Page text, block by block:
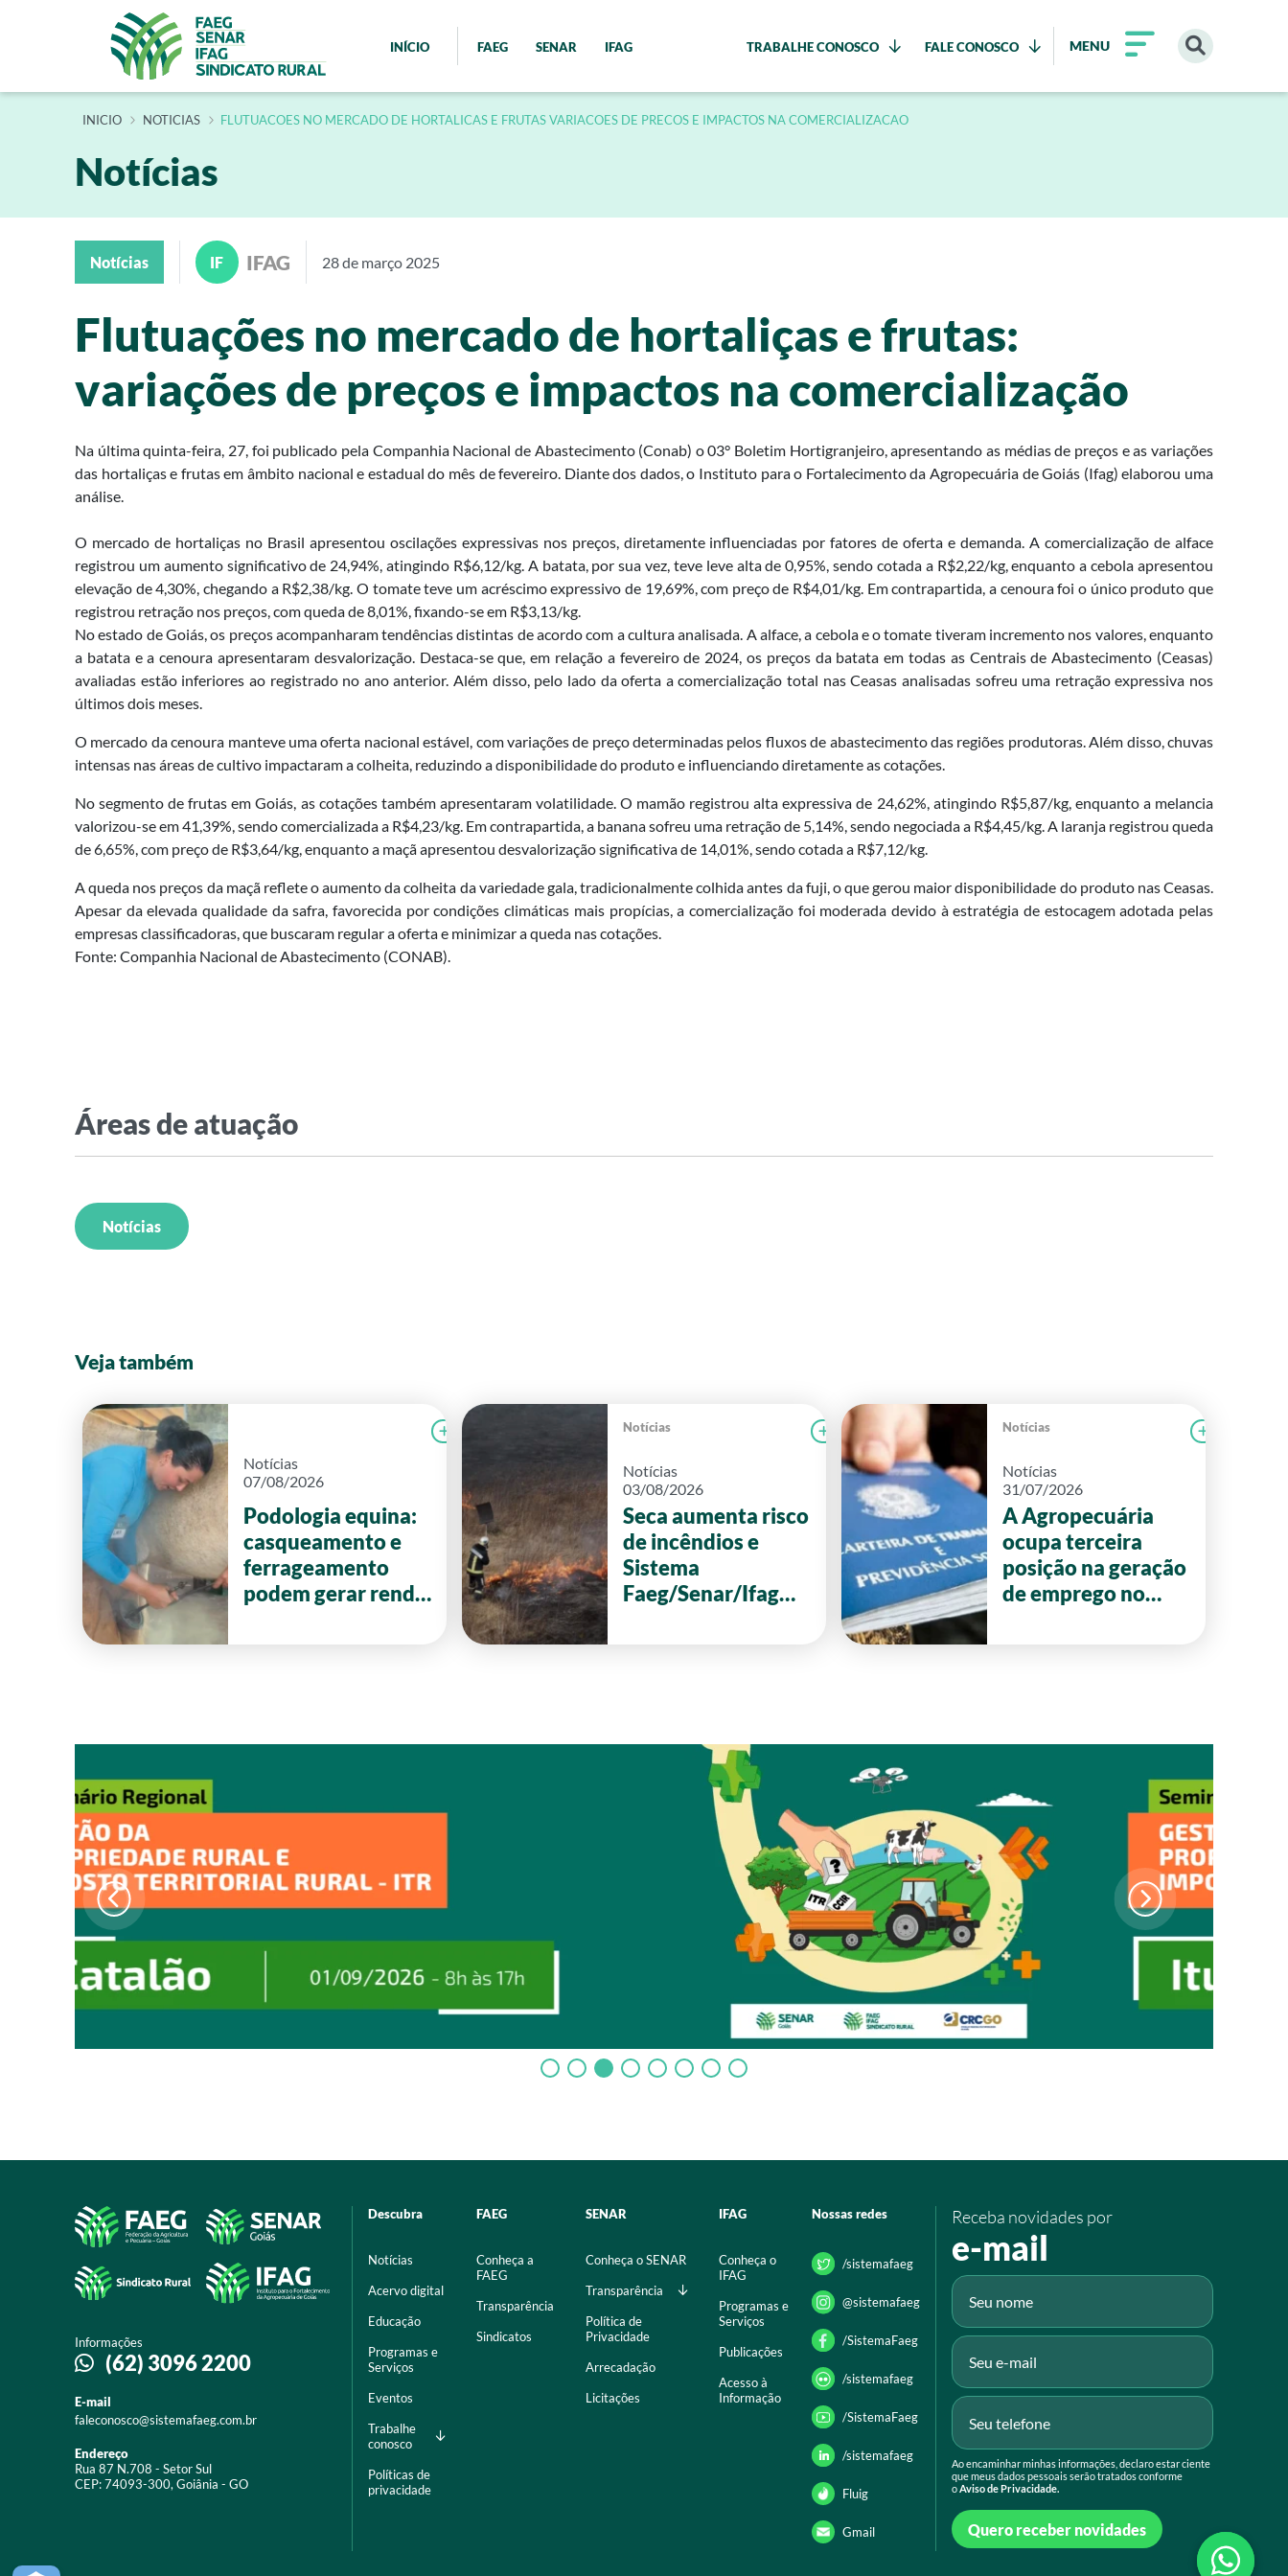
INÍCIO FAEG SENAR IFAG TRABALHE CONOSCO FALE CONOSCO MENU
INÍCIO NOTICIAS FLUTUACOES NO MERCADO DE HORTALICAS E FRUTAS VARIACOES DE PRECOS E IMPACTOS NA COMERCIALIZACAO
Notícias
Notícias IF IFAG 28 de março 2025
Flutuações no mercado de hortaliças e frutas:
variações de preços e impactos na comercialização
Na última quinta-feira, 27, foi publicado pela Companhia Nacional de Abastecimento (Conab) o 03° Boletim Hortigranjeiro, apresentando as médias de preços e as variações
das hortaliças e frutas em âmbito nacional e estadual do mês de fevereiro. Diante dos dados, o Instituto para o Fortalecimento da Agropecuária de Goiás (Ifag) elaborou uma
análise.
O mercado de hortaliças no Brasil apresentou oscilações expressivas nos preços, diretamente influenciadas por fatores de oferta e demanda. A comercialização de alface
registrou um aumento significativo de 24,94%, atingindo R$6,12/kg. A batata, por sua vez, teve leve alta de 0,95%, sendo cotada a R$2,22/kg, enquanto a cebola apresentou
elevação de 4,30%, chegando a R$2,38/kg. O tomate teve um acréscimo expressivo de 19,69%, com preço de R$4,01/kg. Em contrapartida, a cenoura foi o único produto que
registrou retração nos preços, com queda de 8,01%, fixando-se em R$3,13/kg.
No estado de Goiás, os preços acompanharam tendências distintas de acordo com a cultura analisada. A alface, a cebola e o tomate tiveram incremento nos valores, enquanto
a batata e a cenoura apresentaram desvalorização. Destaca-se que, em relação a fevereiro de 2024, os preços da batata em todas as Centrais de Abastecimento (Ceasas)
avaliadas estão inferiores ao registrado no ano anterior. Além disso, pelo lado da oferta a comercialização total nas Ceasas analisadas sofreu uma retração expressiva nos
últimos dois meses.
O mercado da cenoura manteve uma oferta nacional estável, com variações de preço determinadas pelos fluxos de abastecimento das regiões produtoras. Além disso, chuvas
intensas nas áreas de cultivo impactaram a colheita, reduzindo a disponibilidade do produto e influenciando diretamente as cotações.
No segmento de frutas em Goiás, as cotações também apresentaram volatilidade. O mamão registrou alta expressiva de 24,62%, atingindo R$5,87/kg, enquanto a melancia
valorizou-se em 41,39%, sendo comercializada a R$4,23/kg. Em contrapartida, a banana sofreu uma retração de 5,14%, sendo negociada a R$4,45/kg. A laranja registrou queda
de 6,65%, com preço de R$3,64/kg, enquanto a maçã apresentou desvalorização significativa de 14,01%, sendo cotada a R$7,12/kg.
A queda nos preços da maçã reflete o aumento da colheita da variedade gala, tradicionalmente colhida antes da fuji, o que gerou maior disponibilidade do produto nas Ceasas.
Apesar da elevada qualidade da safra, favorecida por condições climáticas mais propícias, a comercialização foi moderada devido à estratégia de estocagem adotada pelas
empresas classificadoras, que buscaram regular a oferta e minimizar a queda nas cotações.
Fonte: Companhia Nacional de Abastecimento (CONAB).
Áreas de atuação
Notícias
Veja também
Notícias
07/08/2026
Podologia equina:
casqueamento e
ferrageamento
podem gerar renda
Notícias
Notícias
03/08/2026
Seca aumenta risco
de incêndios e
Sistema
Faeg/Senar/Ifag
Ler notícia CAMPOLAB Notícias
Notícias
31/07/2026
A Agropecuária
ocupa terceira
posição na geração
de emprego no
Informações
(62) 3096 2200
E-mail
faleconosco@sistemafaeg.com.br
Endereço
Rua 87 N.708 - Setor Sul
CEP: 74093-300, Goiânia - GO
Descubra
Notícias
Acervo digital
Educação
Programas e
Serviços
Eventos
Trabalhe
conosco
Políticas de
privacidade
FAEG
Conheça a
FAEG
Transparência
Sindicatos
SENAR
Conheça o SENAR
Transparência
Política de
Privacidade
Arrecadação
Licitações
IFAG
Conheça o
IFAG
Programas e
Serviços
Publicações
Acesso à
Informação
Nossas redes
/sistemafaeg
@sistemafaeg
/SistemaFaeg
/sistemafaeg
/SistemaFaeg
/sistemafaeg
Fluig
Gmail
Receba novidades por
e-mail
Ao encaminhar minhas informações, declaro estar ciente
que meus dados pessoais serão tratados conforme
oAviso de Privacidade.
Quero receber novidades